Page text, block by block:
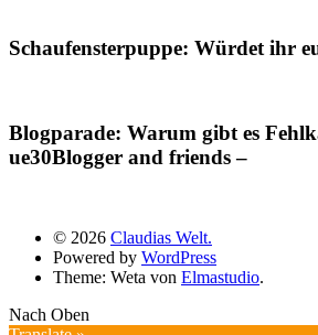
Schaufensterpuppe: Würdet ihr
Blogparade: Warum gibt es
ue30Blogger and friends –
© 2026 Claudias Welt.
Powered by WordPress
Theme: Weta von Elmastudio.
Nach Oben